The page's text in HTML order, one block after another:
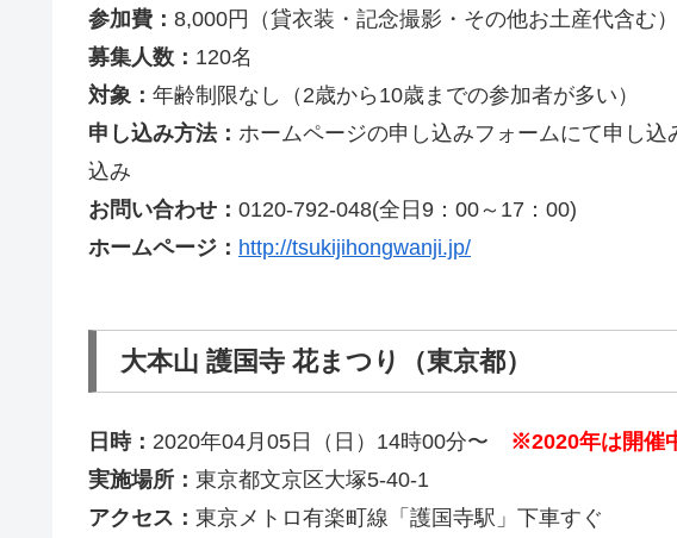
参加費： 8,000円（貸衣装・記念撮影・その他お土産代含む）
募集人数： 120名
対象： 年齢制限なし（2歳から10歳までの参加者が多い）
申し込み方法： ホームページの申し込みフォームにて申し
込み
お問い合わせ： 0120-792-048(全日9：00～17：00)
ホームページ： http://tsukijihongwanji.jp/
大本山 護国寺 花まつり（東京都）
日時： 2020年04月05日（日）14時00分〜 ※2020年は開催
実施場所： 東京都文京区大塚5-40-1
アクセス： 東京メトロ有楽町線「護国寺駅」下車すぐ